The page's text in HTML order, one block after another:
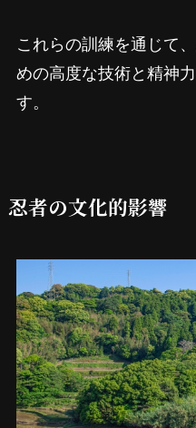
これらの訓練を通じて
めの高度な技術と精神
す。
忍者の文化的影響